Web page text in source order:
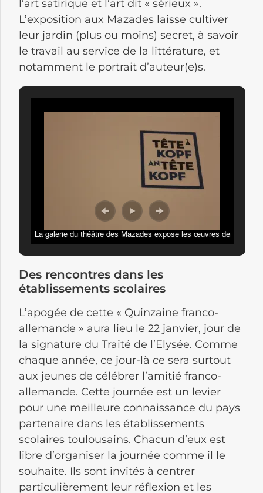
l’art satirique et l’art dit « sérieux ».
L’exposition aux Mazades laisse cultiver
leur jardin (plus ou moins) secret, à savoir
le travail au service de la littérature, et
notamment le portrait d’auteur(e)s.
La galerie du théâtre des Mazades expose les œuvres de
Des rencontres dans les
établissements scolaires
L’apogée de cette « Quinzaine franco-
allemande » aura lieu le 22 janvier, jour de
la signature du Traité de l’Elysée. Comme
chaque année, ce jour-là ce sera surtout
aux jeunes de célébrer l’amitié franco-
allemande. Cette journée est un levier
pour une meilleure connaissance du pays
partenaire dans les établissements
scolaires toulousains. Chacun d’eux est
libre d’organiser la journée comme il le
souhaite. Ils sont invités à centrer
particulièrement leur réflexion et les